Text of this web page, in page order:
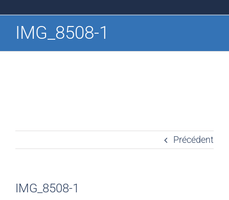
IMG_8508-1
Précédent
IMG_8508-1